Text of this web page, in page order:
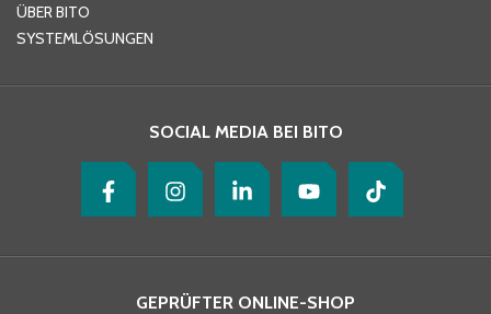
ÜBER BITO
SYSTEMLÖSUNGEN
SOCIAL MEDIA BEI BITO
GEPRÜFTER ONLINE-SHOP